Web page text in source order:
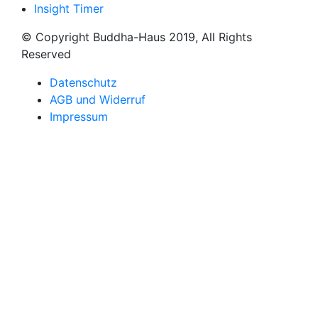
Insight Timer
© Copyright Buddha-Haus 2019, All Rights
Reserved
Datenschutz
AGB und Widerruf
Impressum